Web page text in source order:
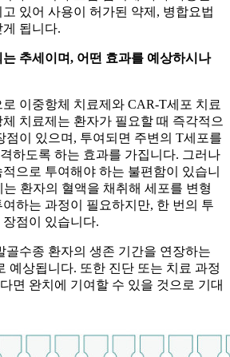
있어 사용이 허가된 약제, 병합요법
됩니다.
추세이며, 어떤 효과를 예상하시나
이중항체 치료제와 CAR-T세포 치료
치료제는 환자가 필요할 때 즉각적으
점이 있으며, 투여되면 주변의 T세포를
하도록 하는 효과를 가집니다. 그러나
으로 투여해야 하는 불편함이 있습니
환자의 혈액을 채취해 세포를 변형
하는 과정이 필요하지만, 한 번의 투
점이 있습니다.
골수종 환자의 생존 기간을 연장하는
예상됩니다. 또한 진단 또는 치료 과정
면 완치에 기여할 수 있을 것으로 기대